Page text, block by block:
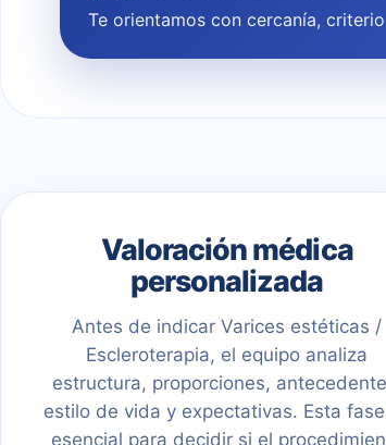
Te orientamos con cercanía,
Valoración médica
personalizada
Antes de indicar Varices estéticas /
Escleroterapia, el equipo analiza
estructura, proporciones,
estilo de vida y expectativas. Esta
esencial para decidir si el